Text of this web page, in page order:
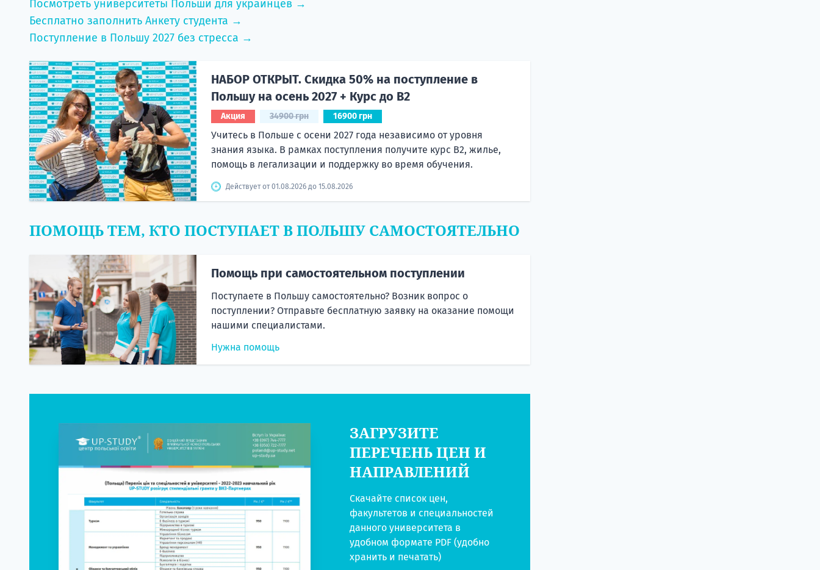
Посмотреть университеты Польши для украинцев →
Бесплатно заполнить Анкету студента →
Поступление в Польшу 2027 без стресса →
НАБОР ОТКРЫТ. Скидка 50% на поступление в
Польшу на осень 2027 + Курс до B2
Акция 34900 грн 16900 грн
Учитесь в Польше с осени 2027 года независимо от уровня
знания языка. В рамках поступления получите курс B2, жилье,
помощь в легализации и поддержку во время обучения.
Действует от 01.08.2026 до 15.08.2026
ПОМОЩЬ ТЕМ, КТО ПОСТУПАЕТ В ПОЛЬШУ САМОСТОЯТЕЛЬНО
Помощь при самостоятельном поступлении
Поступаете в Польшу самостоятельно? Возник вопрос о
поступлении? Отправьте бесплатную заявку на оказание помощи
нашими специалистами.
Нужна помощь
ЗАГРУЗИТЕ
ПЕРЕЧЕНЬ ЦЕН И
НАПРАВЛЕНИЙ
Скачайте список цен,
факультетов и специальностей
данного университета в
удобном формате PDF (удобно
хранить и печатать)